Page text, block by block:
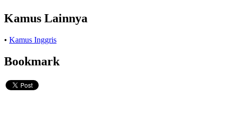
Kamus Lainnya
• Kamus Inggris
Bookmark